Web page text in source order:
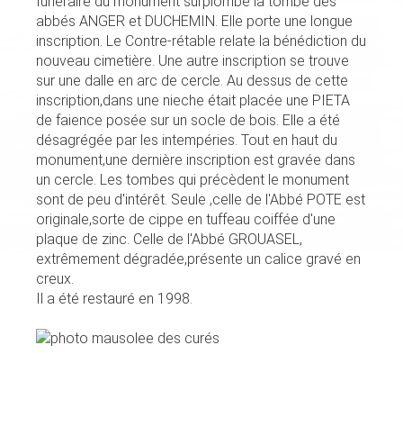
abbés ANGER et DUCHEMIN. Elle porte une longue
inscription. Le Contre-rétable relate la bénédiction du
nouveau cimetière. Une autre inscription se trouve
sur une dalle en arc de cercle. Au dessus de cette
inscription,dans une nieche était placée une PIETA
de faience posée sur un socle de bois. Elle a été
désagrégée par les intempéries. Tout en haut du
monument,une dernière inscription est gravée dans
un cercle. Les tombes qui précèdent le monument
sont de peu d'intérêt. Seule ,celle de l'Abbé POTE est
originale,sorte de cippe en tuffeau coiffée d'une
plaque de zinc. Celle de l'Abbé GROUASEL,
extrêmement dégradée,présente un calice gravé en
creux.
Il a été restauré en 1998.